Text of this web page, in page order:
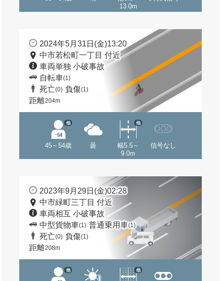
13.0m
2024年5月31日(金)13:20
中市若松町一丁目 付近
車両単独 小破事故
自転車(1)
死亡(0) 負傷(1)
距離204m
45～54歳
他
曇
幅5.5～
9.0m
他
信号なし
2023年9月29日(金)02:28
中市緑町三丁目 付近
車両相互 小破事故
中型貨物車(1) 普通乗用車(1)
死亡(0) 負傷(1)
距離208m
他 他